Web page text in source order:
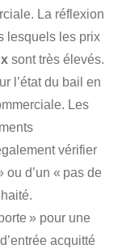
La réflexion
lesquels les prix
sont très élevés.
l’état du bail en
Les
vérifier
ou d’un « pas de
» pour une
acquitté